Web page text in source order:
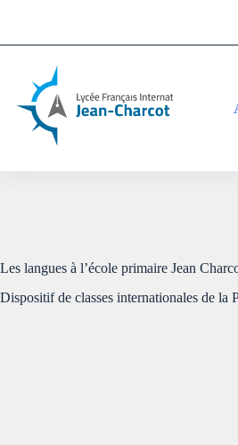
Les langues à l’école primaire Jean
Dispositif de classes internationales de la